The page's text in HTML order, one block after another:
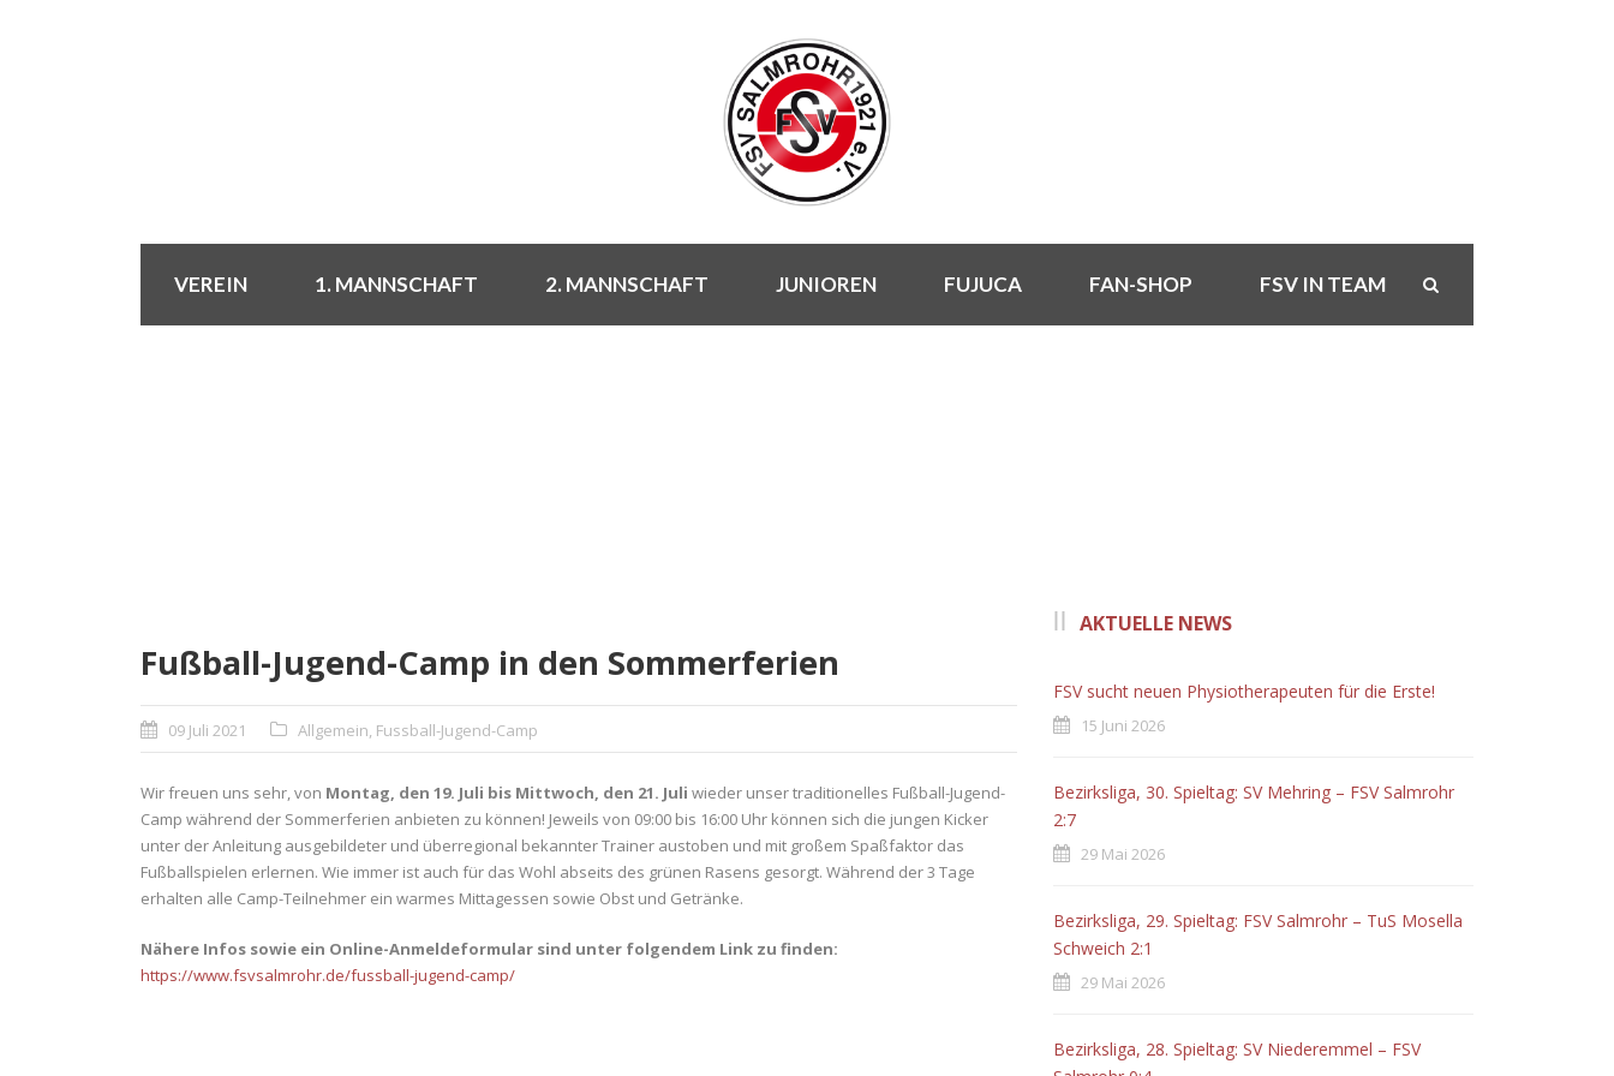
VEREIN 1. MANNSCHAFT 2. MANNSCHAFT JUNIOREN FUJUCA FAN-SHOP FSV IN TEAM
Fußball-Jugend-Camp in den Sommerferien
09 Juli 2021 Allgemein, Fussball-Jugend-Camp
Wir freuen uns sehr, von Montag, den 19. Juli bis Mittwoch, den 21. Juli wieder unser traditionelles Fußball-Jugend-
Camp während der Sommerferien anbieten zu können! Jeweils von 09:00 bis 16:00 Uhr können sich die jungen Kicker
unter der Anleitung ausgebildeter und überregional bekannter Trainer austoben und mit großem Spaßfaktor das
Fußballspielen erlernen. Wie immer ist auch für das Wohl abseits des grünen Rasens gesorgt. Während der 3 Tage
erhalten alle Camp-Teilnehmer ein warmes Mittagessen sowie Obst und Getränke.
Nähere Infos sowie ein Online-Anmeldeformular sind unter folgendem Link zu finden:
https://www.fsvsalmrohr.de/fussball-jugend-camp/
AKTUELLE NEWS
FSV sucht neuen Physiotherapeuten für die Erste!
15 Juni 2026
Bezirksliga, 30. Spieltag: SV Mehring – FSV Salmrohr
2:7
29 Mai 2026
Bezirksliga, 29. Spieltag: FSV Salmrohr – TuS Mosella
Schweich 2:1
29 Mai 2026
Bezirksliga, 28. Spieltag: SV Niederemmel – FSV